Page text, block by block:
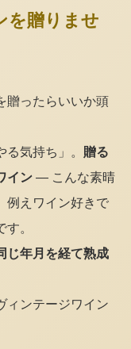
を贈りませ
贈ったらいいか頭
気持ち」。 贈る
イン — こんな素晴
例えワイン好きで
。
じ年月を経て熟成
ィンテージワイン